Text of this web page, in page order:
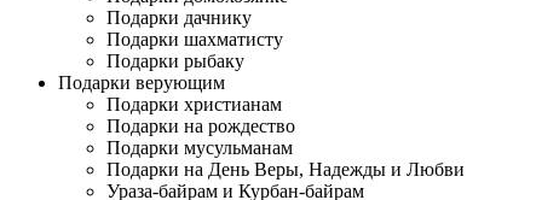
Подарки дачнику
Подарки шахматисту
Подарки рыбаку
Подарки верующим
Подарки христианам
Подарки на рождество
Подарки мусульманам
Подарки на День Веры, Надежды и Любви
Ураза-байрам и Курбан-байрам